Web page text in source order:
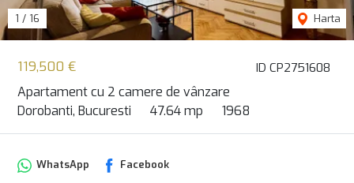
ID CP2751608
119,500 €
Apartament cu 2 camere de vânzare
Dorobanti, Bucuresti
47.64 mp 1968
1 / 16 Harta
WhatsApp Facebook